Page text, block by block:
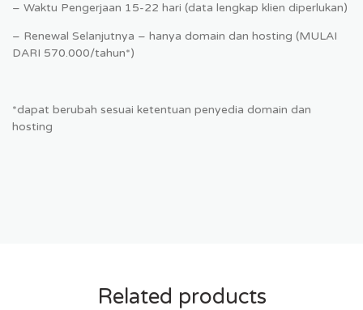
– Waktu Pengerjaan 15-22 hari (data lengkap klien diperlukan)
– Renewal Selanjutnya – hanya domain dan hosting (MULAI
DARI 570.000/tahun*)
*dapat berubah sesuai ketentuan penyedia domain dan
hosting
Related products